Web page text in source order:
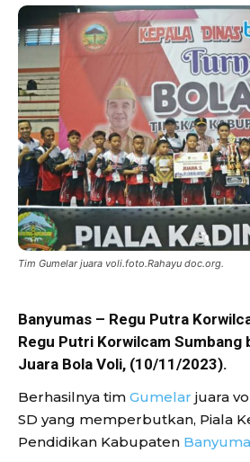
Tim Gumelar juara voli.foto.Rahayu doc.org.
Banyumas – Regu Putra
Regu Putri Korwilcam Sumbang
Juara Bola Voli, (10/11/2023).
Berhasilnya tim Gumelar juara
SD yang memperbutkan, Piala
Pendidikan Kabupaten